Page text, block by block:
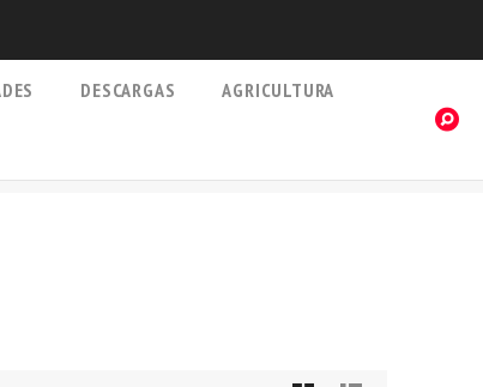
DESCARGAS AGRICULTURA